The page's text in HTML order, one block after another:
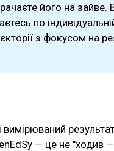
його на зайве.
по
з фокусом на
вимірюваний
— це не "ходив